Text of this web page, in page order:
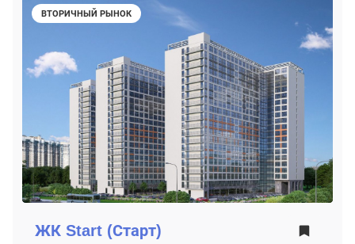
ВТОРИЧНЫЙ РЫНОК
ЖК Start (Старт)